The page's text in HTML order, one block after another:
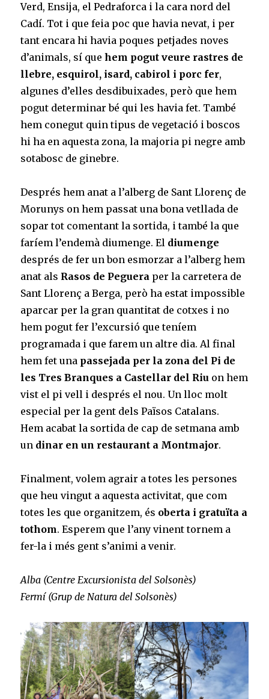
Verd, Ensija, el Pedraforca i la cara nord del
Cadí. Tot i que feia poc que havia nevat, i per
tant encara hi havia poques petjades noves
d’animals, sí quehem pogut veure rastres de
llebre, esquirol, isard, cabirol i porc fer,
algunes d’elles desdibuixades, però que hem
pogut determinar bé qui les havia fet. També
hem conegut quin tipus de vegetació i boscos
hi ha en aquesta zona, la majoria pi negre amb
sotabosc de ginebre.
Després hem anat a l’alberg de Sant Llorenç de
Morunys on hem passat una bona vetllada de
sopar tot comentant la sortida, i també la que
faríem l’endemà diumenge. El diumenge
després de fer un bon esmorzar a l’alberg hem
anat als Rasos de Peguera per la carretera de
Sant Llorenç a Berga, però ha estat impossible
aparcar per la gran quantitat de cotxes i no
hem pogut fer l’excursió que teníem
programada i que farem un altre dia. Al final
hem fet una passejada per la zona del Pi de
les Tres Branques a Castellar del Riu on hem
vist el pi vell i després el nou. Un lloc molt
especial per la gent dels Països Catalans.
Hem acabat la sortida de cap de setmana amb
un dinar en un restaurant a Montmajor.
Finalment, volem agrair a totes les persones
que heu vingut a aquesta activitat, que com
totes les que organitzem, és oberta i gratuïta a
tothom. Esperem que l’any vinent tornem a
fer-la i més gent s’animi a venir.
Alba (Centre Excursionista del Solsonès)
Fermí (Grup de Natura del Solsonès)